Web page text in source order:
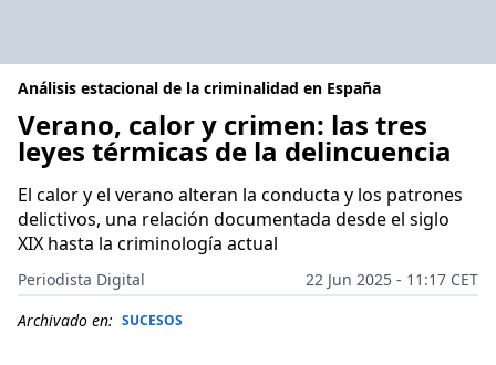
Análisis estacional de la criminalidad en España
Verano, calor y crimen: las tres
leyes térmicas de la delincuencia
El calor y el verano alteran la conducta y los patrones
delictivos, una relación documentada desde el siglo
XIX hasta la criminología actual
Periodista Digital
22 Jun 2025 - 11:17 CET
Archivado en: SUCESOS